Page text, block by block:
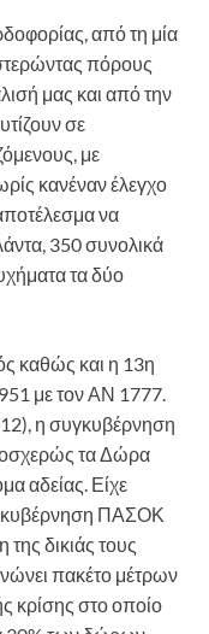
από τη μία
πόρους
μας και από την
σε
με
κανέναν έλεγχο
να
350 συνολικά
τα δύο
καθώς και η 13η
με τον ΑΝ 1777.
η συγκυβέρνηση
τα Δώρα
αδείας. Είχε
κυβέρνηση ΠΑΣΟΚ
δικιάς τους
πακέτο μέτρων
κρίσης στο οποίο